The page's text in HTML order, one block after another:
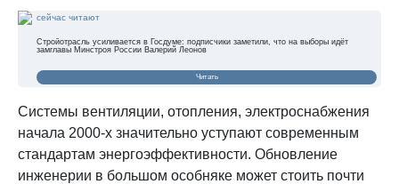
сейчас читают
Стройотрасль усиливается в Госдуме: подписчики заметили, что на выборы идёт
замглавы Минстроя России Валерий Леонов
Читать
Системы вентиляции, отопления, электроснабжения
начала 2000-х значительно уступают современным
стандартам энергоэффективности. Обновление
инженерии в большом особняке может стоить почти